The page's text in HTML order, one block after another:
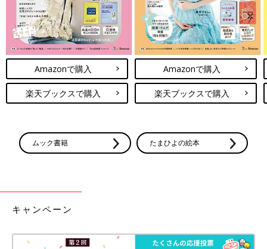
Amazonで購入
楽天ブックスで購入
Amazonで購入
楽天ブックスで購入
ムック書籍 たまひよの絵本
キャンペーン